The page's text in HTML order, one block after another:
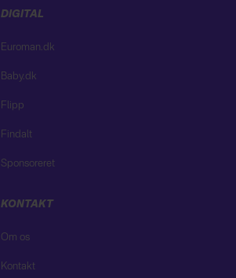
DIGITAL
Euroman.dk
Baby.dk
Flipp
Findalt
Sponsoreret
KONTAKT
Om os
Kontakt